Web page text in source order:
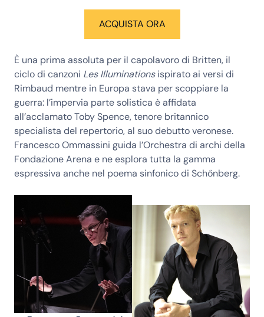
ACQUISTA ORA
È una prima assoluta per il capolavoro di Britten, il
ciclo di canzoni Les Illuminationsispirato ai versi di
Rimbaud mentre in Europa stava per scoppiare la
guerra: l’impervia parte solistica è affidata
all’acclamatoToby Spence, tenore britannico
specialista del repertorio, al suo debutto veronese.
Francesco Ommassini guida l’Orchestra di archi della
Fondazione Arena e ne esplora tutta la gamma
espressiva anche nel poema sinfonico di Schőnberg.